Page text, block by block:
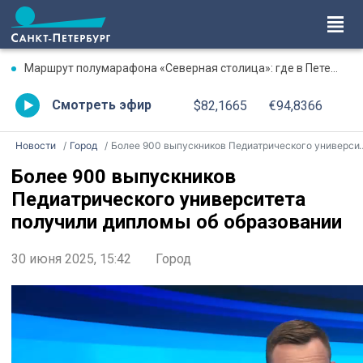
Маршрут полумарафона «Северная столица»: где в Петербурге будут перекрыты дороги 9 августа
Смотреть эфир $82,1665 €94,8366
Новости Город Более 900 выпускников Педиатрического университета получили дипломы об образовании
Более 900 выпускников
Педиатрического университета
получили дипломы об образовании
30 июня 2025, 15:42 Город